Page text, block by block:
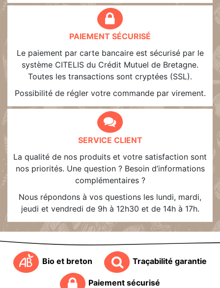
PAIEMENT SÉCURISÉ
Le paiement par carte bancaire est sécurisé par le
système CITELIS du Crédit Mutuel de Bretagne.
Toutes les transactions sont cryptées (SSL).
Possibilité de régler votre commande par virement.
SERVICE CLIENT
La qualité de nos produits et votre satisfaction sont
nos priorités. Une question ? Besoin d’informations
complémentaires ?
Nous répondons à vos questions les lundi, mardi,
jeudi et vendredi de 9h à 12h30 et de 14h à 17h.
Bio et breton Traçabilité garantie
Paiement sécurisé